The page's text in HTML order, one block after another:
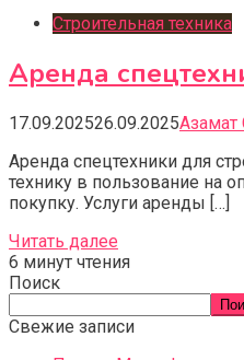
Строительная техника
Аренда
17.09.202526.09.2025Азамат
Аренда спецтехники для
технику в пользование на
покупку. Услуги аренды […]
Читать далее
6 минут чтения
Поиск
Свежие записи